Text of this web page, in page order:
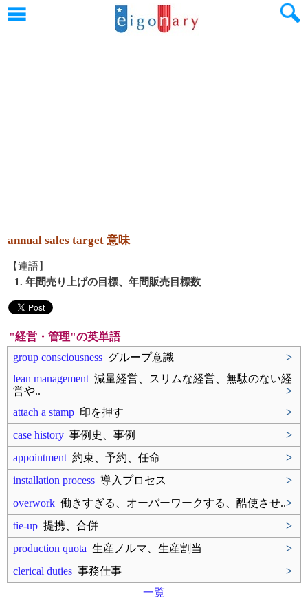
annual sales target 意味
【連語】
1. 年間売り上げの目標、年間販売目標数
"経営・管理"の英単語
group consciousness グループ意識
>
lean management 減量経営、スリムな経営、無駄のない経
営や..
>
attach a stamp 印を押す
>
case history 事例史、事例
>
appointment 約束、予約、任命
>
installation process 導入プロセス
>
overwork 働きすぎる、オーバーワークする、酷使させ..>
tie-up 提携、合併
>
production quota 生産ノルマ、生産割当
>
clerical duties 事務仕事
>
一覧